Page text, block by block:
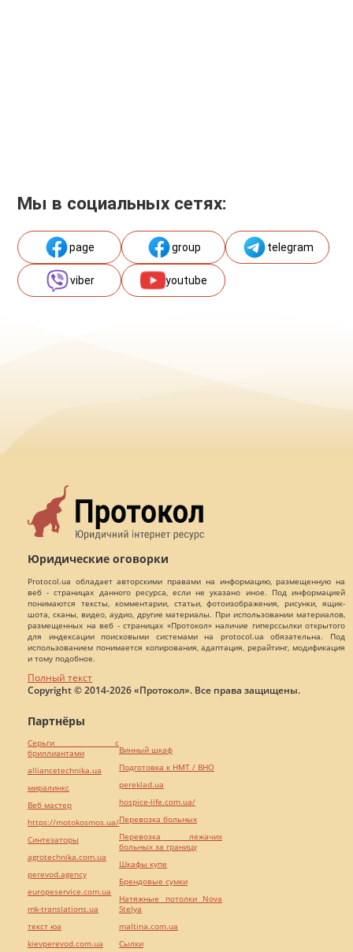
Мы в социальных сетях:
page group telegram
viber youtube
Юридические оговорки
Protocol.ua обладает авторскими правами на информацию, размещенную на
веб - страницах данного ресурса, если не указано иное. Под информацией
понимаются тексты, комментарии, статьи, фотоизображения, рисунки, ящик-
шота, сканы, видео, аудио, другие материалы. При использовании материалов,
размещенных на веб - страницах «Протокол» наличие гиперссылки открытого
для индексации поисковыми системами на protocol.ua обязательна. Под
использованием понимается копирования, адаптация, рерайтинг, модификация
и тому подобное.
Полный текст
Copyright © 2014-2026 «Протокол». Все права защищены.
Партнёры
Серьги с
бриллиантами
alliancetechnika.ua
миралинкс
Веб мастер
https://motokosmos.ua/
Синтезаторы
agrotechnika.com.ua
perevod.agency
europeservice.com.ua
mk-translations.ua
текст юа
kievperevod.com.ua
Винный шкаф
Подготовка к НМТ / ВНО
pereklad.ua
hospice-life.com.ua/
Перевозка больных
Перевозка лежачих
больных за границу
Шкафы купе
Брендовые сумки
Натяжные потолки Nova
Stelya
maltina.com.ua
Cылки